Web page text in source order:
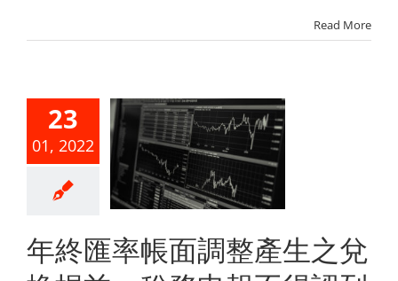
Read More
23
01, 2022
匯率帳
整產生
換損
務申
得認列
事業所得稅
年終匯率帳面調整產生之兌